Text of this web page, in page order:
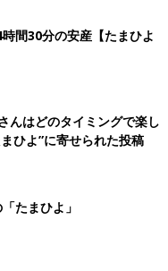
撮影はありorなし？
載の画像はイメージで
院！ 新たな病院で大
間30分の安産【たまひよ
んはどのタイミングで楽し
ひよ”に寄せられた投稿
たまひよ」